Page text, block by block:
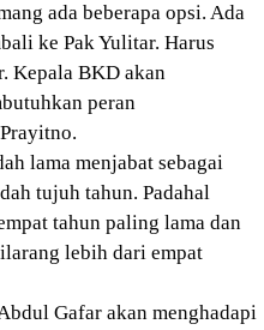
ada beberapa opsi. Ada
ke Pak Yulitar. Harus
Kepala BKD akan
peran
lama menjabat sebagai
tujuh tahun. Padahal
tahun paling lama dan
lebih dari empat
Gafar akan menghadapi